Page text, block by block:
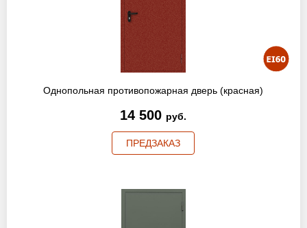
Однопольная противопожарная дверь (красная)
14 500 руб.
ПРЕДЗАКАЗ